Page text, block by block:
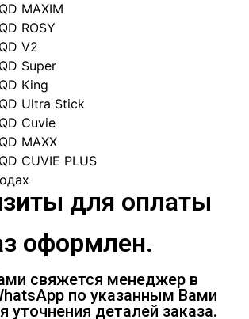
MAXIM
ROSY
V2
Super
King
Ultra Stick
Cuvie
MAXX
CUVIE PLUS
для оплаты
оформлен.
свяжется менеджер в
по указанным Вами
уточнения деталей заказа.